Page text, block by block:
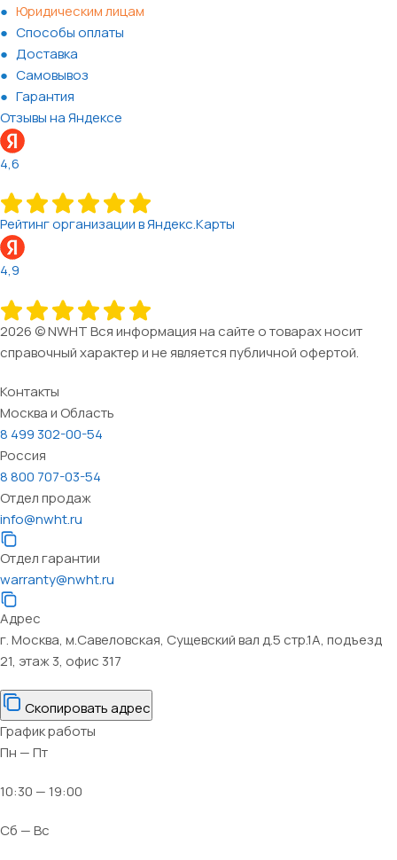
Юридическим лицам
Способы оплаты
Доставка
Самовывоз
Гарантия
Отзывы на Яндексе
4,6
Рейтинг организации в Яндекс.Карты
4,9
2026 © NWHT Вся информация на сайте о товарах носит
справочный характер и не является публичной офертой.
Контакты
Москва и Область
8 499 302-00-54
Россия
8 800 707-03-54
Отдел продаж
info@nwht.ru
Отдел гарантии
warranty@nwht.ru
Адрес
г. Москва, м.Савеловская, Сущевский вал д.5 стр.1А, подъезд
21, этаж 3, офис 317
Скопировать адрес
График работы
Пн — Пт
10:30 — 19:00
Сб — Вс